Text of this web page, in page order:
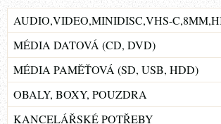
AUDIO,VIDEO,MINIDISC,VHS-
MÉDIA DATOVÁ (CD, DVD)
MÉDIA PAMĚŤOVÁ (SD, USB, HDD)
OBALY, BOXY, POUZDRA
KANCELÁŘSKÉ POTŘEBY